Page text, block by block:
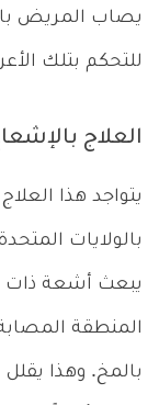
يصاب المريض
للتحكم بتلك
العلاج
يتواجد هذا
بالولايات
يبعث أشعة ذات
المنطقة
بالمخ. وهذا يقلل